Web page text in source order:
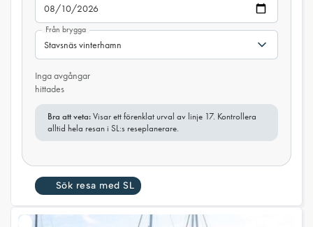
Från brygga
Inga avgångar
hittades
Bra att veta: Visar ett förenklat urval av linje 17. Kontrollera
alltid hela resan i SL:s reseplanerare.
Sök resa med SL